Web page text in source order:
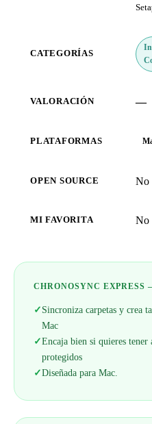
CATEGORÍAS
VALORACIÓN —
PLATAFORMAS
OPEN SOURCE No
MI FAVORITA No
CHRONOSYNC EXPRESS
✓Sincroniza carpetas y crea
Mac
✓Encaja bien si quieres tener
protegidos
✓Diseñada para Mac.